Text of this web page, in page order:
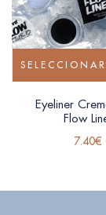
Eyeliner
Flow
7.40€